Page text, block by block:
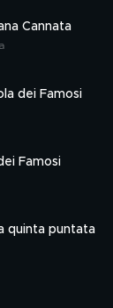
Cannata
dei Famosi
Famosi
quinta puntata